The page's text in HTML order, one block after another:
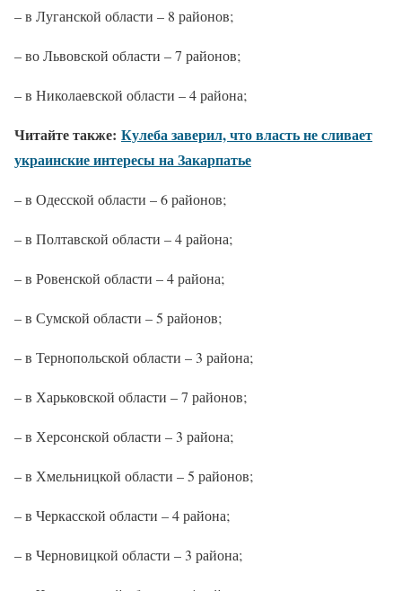
– в Луганской области – 8 районов;
– во Львовской области – 7 районов;
– в Николаевской области – 4 района;
Читайте также: Кулеба заверил, что власть не сливает
украинские интересы на Закарпатье
– в Одесской области – 6 районов;
– в Полтавской области – 4 района;
– в Ровенской области – 4 района;
– в Сумской области – 5 районов;
– в Тернопольской области – 3 района;
– в Харьковской области – 7 районов;
– в Херсонской области – 3 района;
– в Хмельницкой области – 5 районов;
– в Черкасской области – 4 района;
– в Черновицкой области – 3 района;